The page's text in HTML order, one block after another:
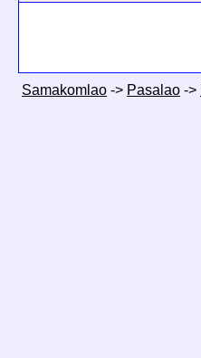
Samakomlao -> Pasalao ->